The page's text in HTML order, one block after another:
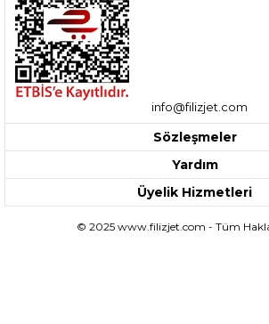
info@filizjet.com
Sözleşmeler
Yardım
Üyelik Hizmetleri
© 2025 www.filizjet.com - Tüm